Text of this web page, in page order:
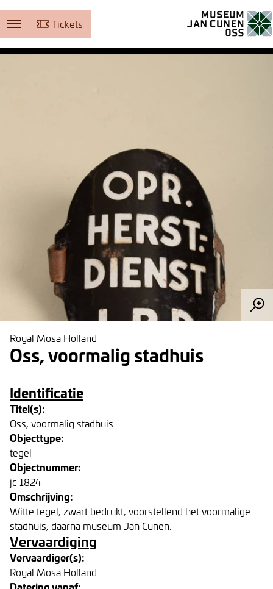
Tickets
Royal Mosa Holland
Oss, voormalig stadhuis
Identificatie
Titel(s):
Oss, voormalig stadhuis
Objecttype:
tegel
Objectnummer:
jc 1824
Omschrijving:
Witte tegel, zwart bedrukt, voorstellend het voormalige
stadhuis, daarna museum Jan Cunen.
Vervaardiging
Vervaardiger(s):
Royal Mosa Holland